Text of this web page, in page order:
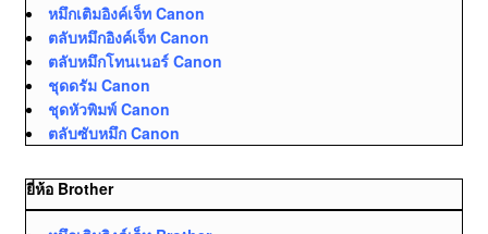
หมึกเติมอิงค์เจ็ท Canon
ตลับหมึกอิงค์เจ็ท Canon
ตลับหมึกโทนเนอร์ Canon
ชุดดรัม Canon
ชุดหัวพิมพ์ Canon
ตลับซับหมึก Canon
ยี่ห้อ Brother